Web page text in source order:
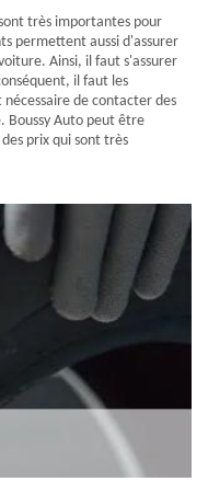
très importantes pour
permettent aussi d'assurer
Ainsi, il faut s'assurer
il faut les
de contacter des
Boussy Auto peut être
prix qui sont très